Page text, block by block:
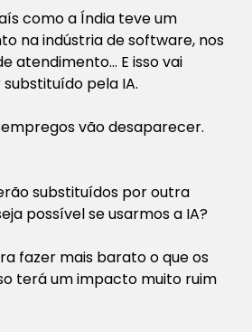
como a Índia teve um
na indústria de software, nos
atendimento… E isso vai
pela IA.
vão desaparecer.
substituídos por outra
possível se usarmos a IA?
fazer mais barato o que os
terá um impacto muito ruim